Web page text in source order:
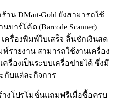
น DMart-Gold ยังสามารถใช้
าร์โค้ด (Barcode Scanner)
ครื่องพิมพ์ใบเสร็จ ลิ้นชักเงินสด
รายงาน สามารถใช้งานเครื่อง
รื่องเป็นระบบเครื่อข่ายได้ ซึ่งมี
กับแต่ละกิจการ
างโปรโมชั่นแถมฟรีเมื่อซื้อครบ